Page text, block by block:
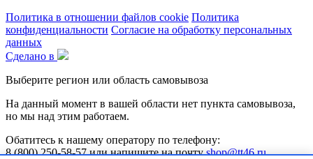
Политика в отношении файлов cookie Политика
конфиденциальности Согласие на обработку персональных
данных
Сделано в
Выберите регион или область самовывоза
На данный момент в вашей области нет пункта самовывоза,
но мы над этим работаем.
Обатитесь к нашему оператору по телефону:
8 (800) 250-58-57 или напишите на почтуshop@tt46.ru